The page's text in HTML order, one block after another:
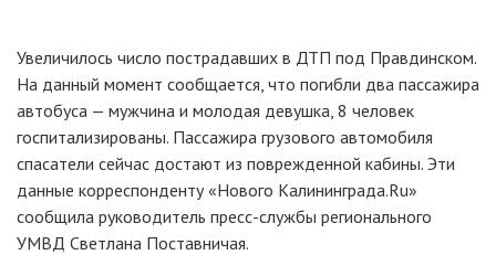
Увеличилось число пострадавших в ДТП под Правдинском.
На данный момент сообщается, что погибли два пассажира
автобуса — мужчина и молодая девушка, 8 человек
госпитализированы. Пассажира грузового автомобиля
спасатели сейчас достают из поврежденной кабины. Эти
данные корреспонденту «Нового Калининграда.Ru»
сообщила руководитель пресс-службы регионального
УМВД Светлана Поставничая.